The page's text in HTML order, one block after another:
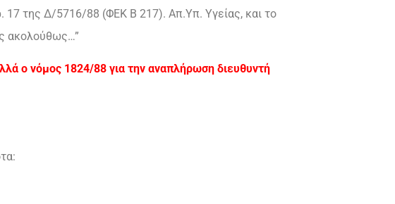
17 της Δ/5716/88 (ΦΕΚ Β 217). Απ.Υπ. Υγείας, και το
ακολούθως…”
ο νόμος 1824/88 για την αναπλήρωση διευθυντή